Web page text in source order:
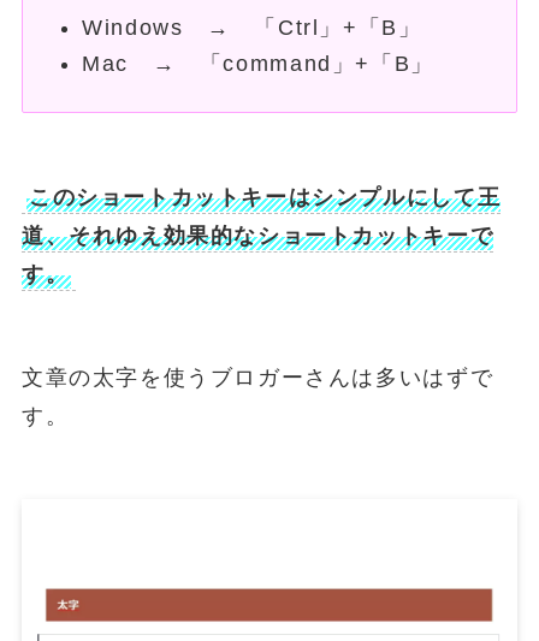
Windows → 「Ctrl」+「B」
Mac → 「command」+「B」
このショートカットキーはシンプルにして王
道、それゆえ効果的なショートカットキーで
す。
文章の太字を使うブロガーさんは多いはずで
す。